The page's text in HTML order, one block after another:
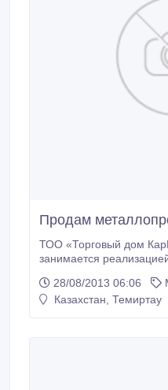
Продам
ТОО «Торговый дом
занимается
заинтересовать Вас.
Ваш адрес широкого
28/08/2013 06:06
Казахстан, Темиртау